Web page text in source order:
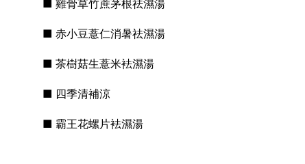
■ 雞骨草竹蔗茅根祛濕湯
■ 赤小豆薏仁消暑祛濕湯
■ 茶樹菇生薏米袪濕湯
■ 四季清補涼
■ 霸王花螺片袪濕湯